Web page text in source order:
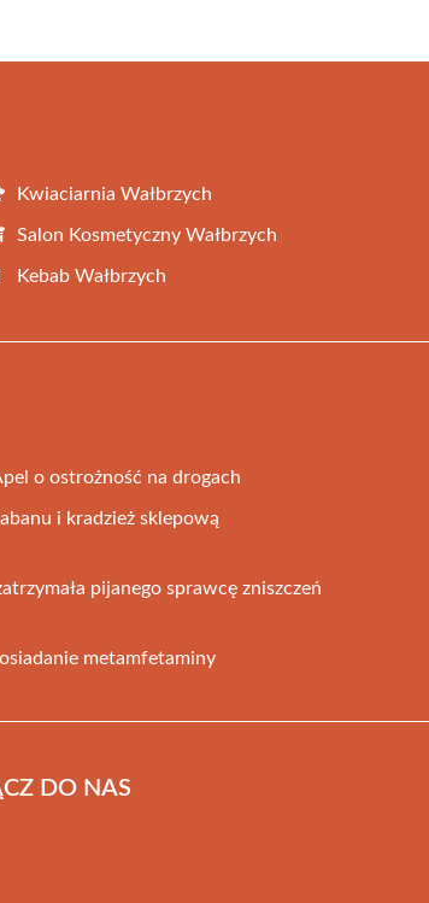
Kwiaciarnia Wałbrzych
Salon Kosmetyczny Wałbrzych
Kebab Wałbrzych
o ostrożność na drogach
i kradzież sklepową
pijanego sprawcę zniszczeń
metamfetaminy
DO NAS